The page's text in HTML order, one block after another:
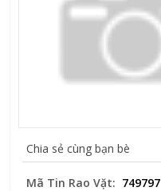
Chia sẻ cùng bạn bè
Mã Tin Rao Vặt: 749797